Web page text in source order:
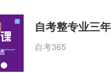
自考整专业三
自考365